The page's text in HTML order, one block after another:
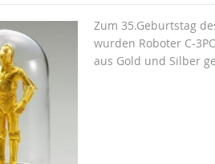
Zum 35.Geburtstag
wurden Roboter C-
aus Gold und Silber